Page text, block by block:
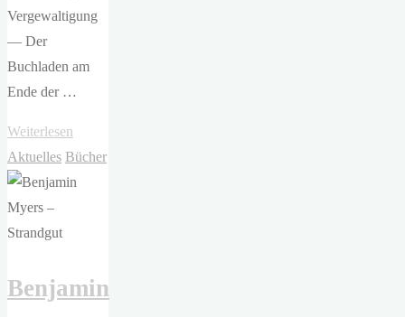
Vergewaltigung
— Der
Buchladen am
Ende der …
Weiterlesen
Shaw
–
Ende
Aktuelles Bücher
Benjamin